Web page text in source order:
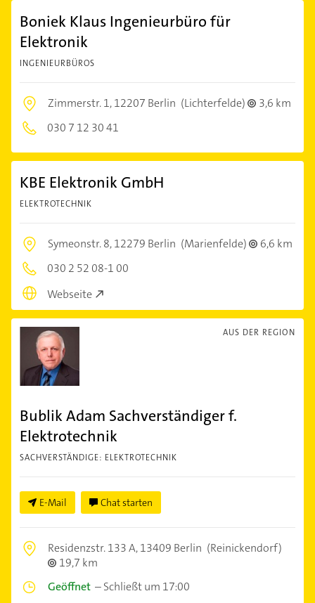
Boniek Klaus Ingenieurbüro für
Elektronik
INGENIEURBÜROS
Zimmerstr. 1,12207 Berlin (Lichterfelde)
3,6 km
030 7 12 30 41
KBE Elektronik GmbH
ELEKTROTECHNIK
Symeonstr. 8,12279 Berlin (Marienfelde)
6,6 km
030 2 52 08-1 00
Webseite
AUS DER REGION
Bublik Adam Sachverständiger f.
Elektrotechnik
SACHVERSTÄNDIGE: ELEKTROTECHNIK
E-Mail Chat starten
Residenzstr. 133 A,13409 Berlin (Reinickendorf)
19,7 km
Geöffnet –Schließt um 17:00